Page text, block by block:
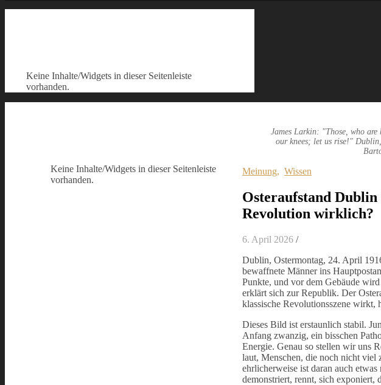
Keine Inhalte/Widgets in dieser Seitenleiste
vorhanden.
Keine Inhalte/Widgets in dieser Seitenleiste
vorhanden.
James Larkin: "Those, who are
our knees; let us rise!"
Meinung, Wissen
Osteraufstand Dublin
Revolution wirklich?
6. April 2026 /
Dublin, Ostermontag, 24. April
bewaffnete Männer ins
Punkte, und vor dem Gebäude
erklärt sich zur Republik. Der
klassische Revolutionsszene
Dieses Bild ist erstaunlich stabil.
Anfang zwanzig, ein bisschen
Energie. Genau so stellen wir uns
laut, Menschen, die noch nicht viel
ehrlicherweise ist daran auch
demonstriert, rennt, sich exponiert,